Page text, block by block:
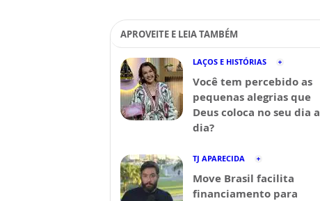
APROVEITE E LEIA TAMBÉM
LAÇOS E HISTÓRIAS
Você tem percebido as
pequenas alegrias que
Deus coloca no seu dia a
dia?
TJ APARECIDA
Move Brasil facilita
financiamento para